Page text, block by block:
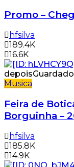
Promo –
hfsilva
189.4K
16.6K
depoisGuardado
Musica
Feira de
Borguinha –
hfsilva
185.8K
14.9K